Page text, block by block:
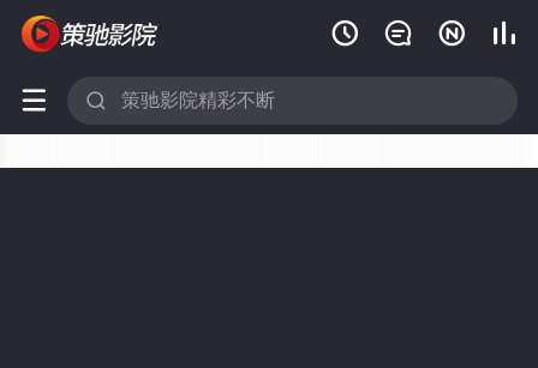
   
 